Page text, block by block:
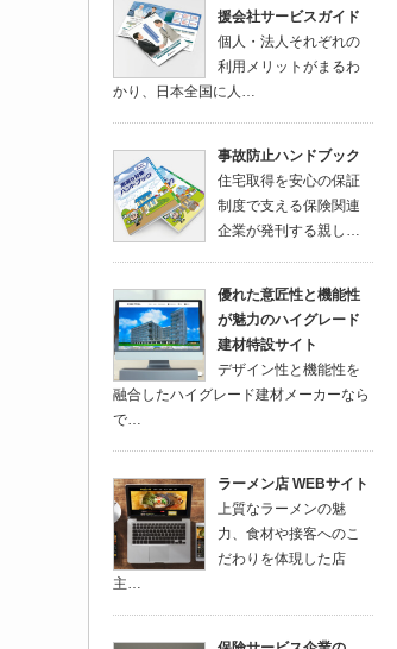
援会社サービスガイド
個人・法人それぞれの
利用メリットがまるわ
かり、日本全国に人…
事故防止ハンドブック
住宅取得を安心の保証
制度で支える保険関連
企業が発刊する親し…
優れた意匠性と機能性
が魅力のハイグレード
建材特設サイト
デザイン性と機能性を
融合したハイグレード建材メーカーなら
で…
ラーメン店 WEBサイト
上質なラーメンの魅
力、食材や接客へのこ
だわりを体現した店
主…